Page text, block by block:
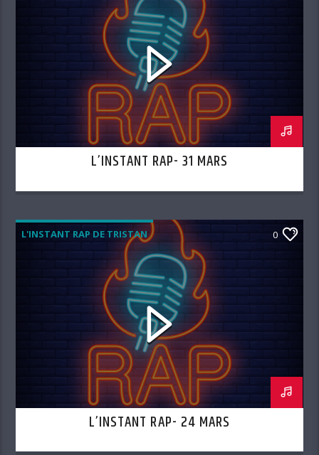
L’INSTANT RAP- 31 MARS
L'INSTANT RAP DE TRISTAN 0
L’INSTANT RAP- 24 MARS